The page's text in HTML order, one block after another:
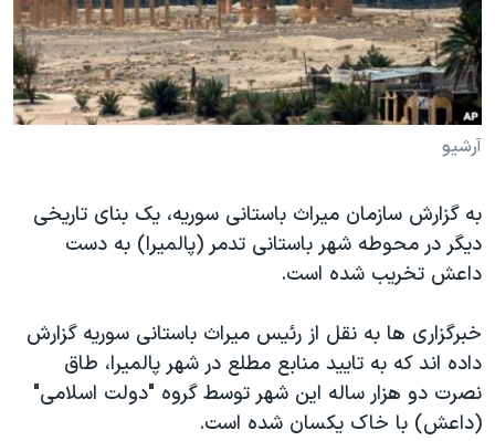
فرهنگ و زندگی
حقوق شهروندی
اقتصادی
علم و فناوری
گالری عکس
آرشیو پخش زنده
مستندها
انتخابات ریاست جمهوری آمریکا ۲۰۲۴
حمله جمهوری اسلامی به اسرائیل
رمز مهسا
اعتراضات زن، زندگی، آزادی
مجموعه مستندهای دادخواهی
دادگاه حمید نوری
چهل سال گروگان‌گیری
قانون شفافیت دارائی کادر رهبری ایران
دنبال کنید
آرشیو
به گزارش سازمان میراث باستانی سوریه، یک بنای تاریخی
دیگر در محوطه شهر باستانی تدمر (پالمیرا) به دست
داعش تخریب شده است.
خبرگزاری ها به نقل از رئیس میراث باستانی سوریه گزارش
داده اند که به تایید منابع مطلع در شهر پالمیرا، طاق
نصرت دو هزار ساله این شهر توسط گروه "دولت اسلامی"
(داعش) با خاک یکسان شده است.